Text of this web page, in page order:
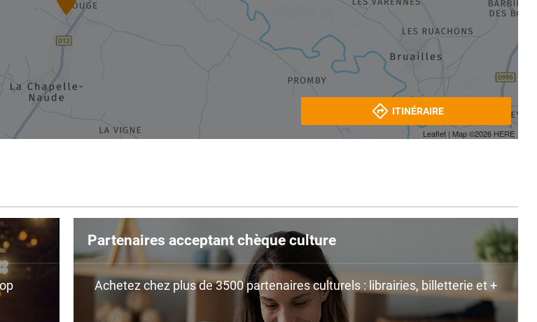
Leaflet | Map ©2026 HERE
ITINÉRAIRE
Partenaires acceptant chèque culture
Achetez chez plus de 3500 partenaires culturels : librairies, billetterie et +